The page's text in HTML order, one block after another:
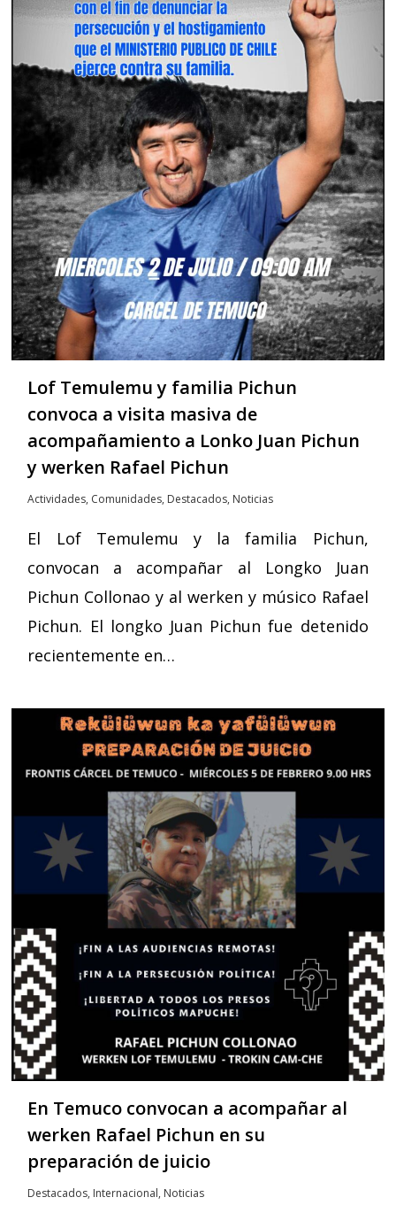
Lof Temulemu y familia Pichun
convoca a visita masiva de
acompañamiento a Lonko Juan Pichun
y werken Rafael Pichun
Actividades, Comunidades, Destacados, Noticias
El Lof Temulemu y la familia Pichun,
convocan a acompañar al Longko Juan
Pichun Collonao y al werken y músico Rafael
Pichun. El longko Juan Pichun fue detenido
recientemente en…
En Temuco convocan a acompañar al
werken Rafael Pichun en su
preparación de juicio
Destacados, Internacional, Noticias